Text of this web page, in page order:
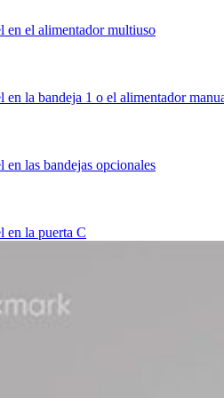
en el alimentador multiuso
en la bandeja 1 o el alimentador
en las bandejas opcionales
en la puerta C